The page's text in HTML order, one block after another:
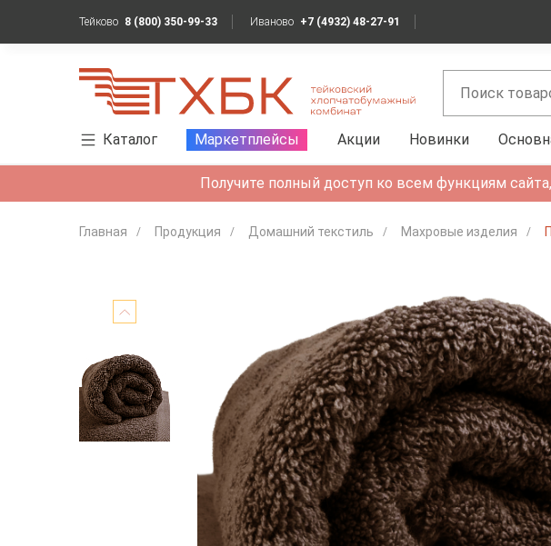
Тейково 8 (800) 350-99-33 Иваново +7 (4932) 48-27-91
Каталог Маркетплейсы Акции Новинки
Получите полный доступ ко всем функциям
Главная Продукция Домашний текстиль Махровые изделия